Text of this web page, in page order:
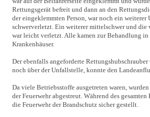
Rettungsgerät befreit und dann an den
der eingeklemmten Person, war noch ein
schwerverletzt. Ein weiterer mittelschwer und die
war leicht verletzt. Alle kamen zur Behandlung
Krankenhäuser.
Der ebenfalls angeforderte
noch über der Unfallstelle, konnte den
Da viele Betriebsstoffe ausgetreten waren,
der Feuerwehr abgestreut. Während des
die Feuerwehr der Brandschutz sicher gestellt.